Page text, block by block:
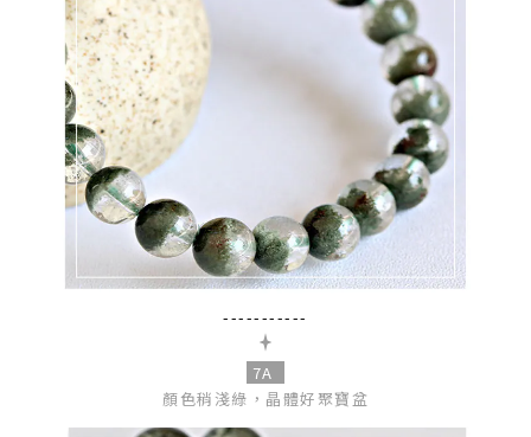
-----------
7A
顏色稍淺綠，晶體好聚寶盆